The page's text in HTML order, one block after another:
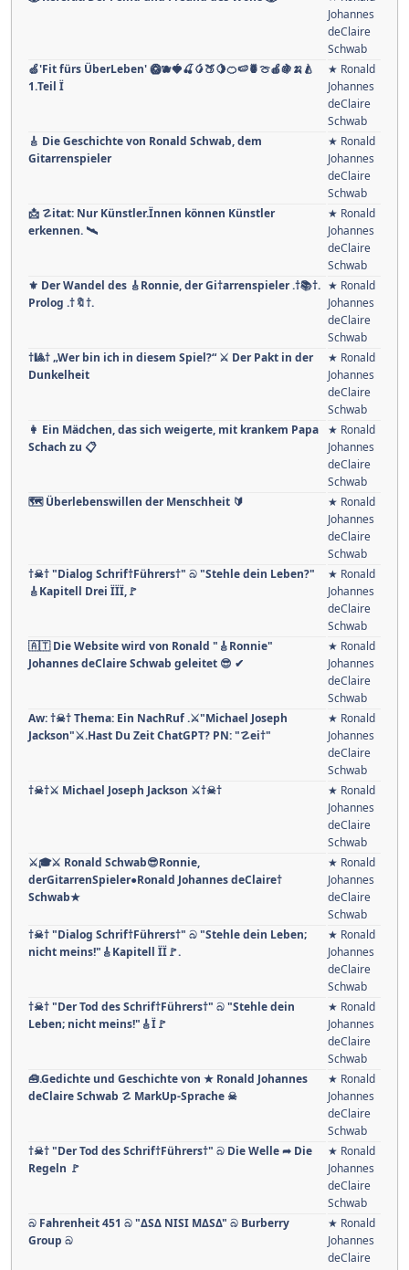
Johannes
deClaire
Schwab
🍏'Fit fürs ÜberLeben' 🥝🫐🍓🍒🥭🍑🍋🍊🍉🍍🍈🍎🍇🍌🍐
1.Teil Ï
★ Ronald
Johannes
deClaire
Schwab
🎸 Die Geschichte von Ronald Schwab, dem
Gitarrenspieler
★ Ronald
Johannes
deClaire
Schwab
📩 ☡itat: Nur Künstler.Ïnnen können Künstler
erkennen. 🛰
★ Ronald
Johannes
deClaire
Schwab
⚜ Der Wandel des 🎸Ronnie, der Gi†arrenspieler .†📚†.
Prolog .†🔖†.
★ Ronald
Johannes
deClaire
Schwab
†🎱† „Wer bin ich in diesem Spiel?“ ⚔ Der Pakt in der
Dunkelheit
★ Ronald
Johannes
deClaire
Schwab
👩 Ein Mädchen, das sich weigerte, mit krankem Papa
Schach zu 📋
★ Ronald
Johannes
deClaire
Schwab
🗺️ Überlebenswillen der Menschheit 🔰
★ Ronald
Johannes
deClaire
Schwab
†☠† "Dialog Schrif†Führers†" බ "Stehle dein Leben?"
🎸Kapitell Drei ÏÏÏ,🚩
★ Ronald
Johannes
deClaire
Schwab
🇦🇹 Die Website wird von Ronald "🎸Ronnie"
Johannes deClaire Schwab geleitet 😎 ✔
★ Ronald
Johannes
deClaire
Schwab
Aw: †☠† Thema: Ein NachRuf .⚔"Michael Joseph
Jackson"⚔.Hast Du Zeit ChatGPT? PN: "☡ei†"
★ Ronald
Johannes
deClaire
Schwab
†☠†⚔ Michael Joseph Jackson ⚔†☠†
★ Ronald
Johannes
deClaire
Schwab
⚔🎓⚔ Ronald Schwab😎Ronnie,
derGitarrenSpieler●Ronald Johannes deClaire†
Schwab★
★ Ronald
Johannes
deClaire
Schwab
†☠† "Dialog Schrif†Führers†" බ "Stehle dein Leben;
nicht meins!"🎸Kapitell ÏÏ🚩.
★ Ronald
Johannes
deClaire
Schwab
†☠† "Der Tod des Schrif†Führers†" බ "Stehle dein
Leben; nicht meins!"🎸Ï🚩
★ Ronald
Johannes
deClaire
Schwab
🧰.Gedichte und Geschichte von ★ Ronald Johannes
deClaire Schwab ☡ MarkUp-Sprache ☠
★ Ronald
Johannes
deClaire
Schwab
†☠† "Der Tod des Schrif†Führers†" බ Die Welle ➦ Die
Regeln 🚩
★ Ronald
Johannes
deClaire
Schwab
බ Fahrenheit 451 බ "ΔЅΔ NIЅI ΜΔЅΔ" බ Burberry
Group බ
★ Ronald
Johannes
deClaire